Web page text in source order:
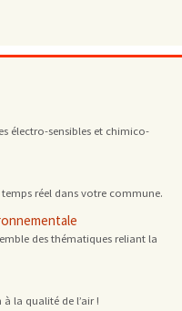
électro-sensibles et chimico-
temps réel dans votre commune.
des thématiques reliant la
la qualité de l’air !